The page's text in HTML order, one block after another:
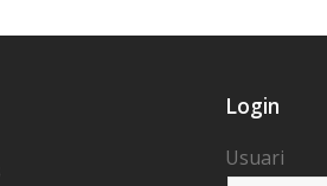
Login
Usuari